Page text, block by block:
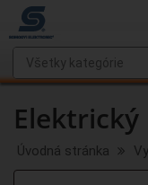
Elektrický
Úvodná stránka